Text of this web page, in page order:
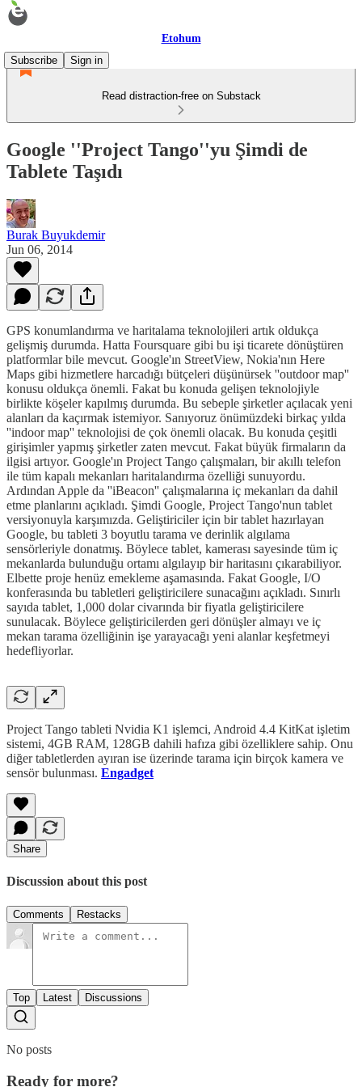
Etohum
Subscribe
Sign in
Read distraction-free on Substack
Google ''Project Tango''yu Şimdi de
Tablete Taşıdı
Burak Buyukdemir
Jun 06, 2014
GPS konumlandırma ve haritalama teknolojileri artık oldukça
gelişmiş durumda. Hatta Foursquare gibi bu işi ticarete dönüştüren
platformlar bile mevcut. Google'ın StreetView, Nokia'nın Here
Maps gibi hizmetlere harcadığı bütçeleri düşünürsek ''outdoor map''
konusu oldukça önemli. Fakat bu konuda gelişen teknolojiyle
birlikte köşeler kapılmış durumda. Bu sebeple şirketler açılacak yeni
alanları da kaçırmak istemiyor. Sanıyoruz önümüzdeki birkaç yılda
''indoor map'' teknolojisi de çok önemli olacak. Bu konuda çeşitli
girişimler yapmış şirketler zaten mevcut. Fakat büyük firmaların da
ilgisi artıyor. Google'ın Project Tango çalışmaları, bir akıllı telefon
ile tüm kapalı mekanları haritalandırma özelliği sunuyordu.
Ardından Apple da ''iBeacon'' çalışmalarına iç mekanları da dahil
etme planlarını açıkladı. Şimdi Google, Project Tango'nun tablet
versiyonuyla karşımızda. Geliştiriciler için bir tablet hazırlayan
Google, bu tableti 3 boyutlu tarama ve derinlik algılama
sensörleriyle donatmış. Böylece tablet, kamerası sayesinde tüm iç
mekanlarda bulunduğu ortamı algılayıp bir haritasını çıkarabiliyor.
Elbette proje henüz emekleme aşamasında. Fakat Google, I/O
konferasında bu tabletleri geliştiricilere sunacağını açıkladı. Sınırlı
sayıda tablet, 1,000 dolar civarında bir fiyatla geliştiricilere
sunulacak. Böylece geliştiricilerden geri dönüşler almayı ve iç
mekan tarama özelliğinin işe yarayacağı yeni alanlar keşfetmeyi
hedefliyorlar.
Project Tango tableti Nvidia K1 işlemci, Android 4.4 KitKat işletim
sistemi, 4GB RAM, 128GB dahili hafıza gibi özelliklere sahip. Onu
diğer tabletlerden ayıran ise üzerinde tarama için birçok kamera ve
sensör bulunması. Engadget
Share
Discussion about this post
Comments Restacks
Top Latest Discussions
No posts
Ready for more?